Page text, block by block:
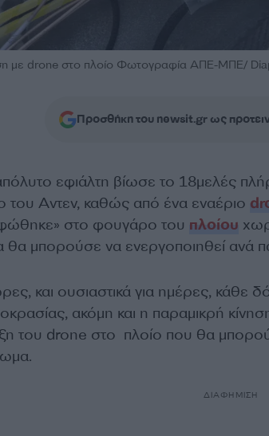
με drone στο πλοίο Φωτογραφία ΑΠΕ-ΜΠΕ/
Προσθήκη του newsit.gr ως
εφιάλτη βίωσε το 18μελές
του Aντεν, καθώς από ένα εναέριο
στο φουγάρο του πλοίου
θα μπορούσε να ενεργοποιηθεί ανά
και ουσιαστικά για ημέρες, κάθε
ακόμη και η παραμικρή
του drone στο πλοίο που θα
ΔΙΑΦΗΜΙΣΗ